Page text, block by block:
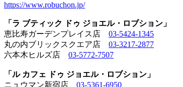
https://www.robuchon.jp/
「ラ ブティック ドゥ ジョエル・ロブション」
恵比寿ガーデンプレイス店 03-5424-1345
丸の内ブリックスクエア店 03-3217-2877
六本木ヒルズ店 03-5772-7507
「ル カフェ ドゥ ジョエル・ロブション」
ニュウマン新宿店 03-5361-6950